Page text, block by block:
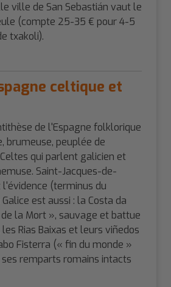
ville de San Sebastián vaut le
(compte 25-35 € pour 4-5
txakoli).
celtique et
de l'Espagne folklorique
brumeuse, peuplée de
qui parlent galicien et
Saint-Jacques-de-
(terminus du
est aussi : la Costa da
la Mort », sauvage et battue
Rias Baixas et leurs viñedos
Fisterra (« fin du monde »
remparts romains intacts